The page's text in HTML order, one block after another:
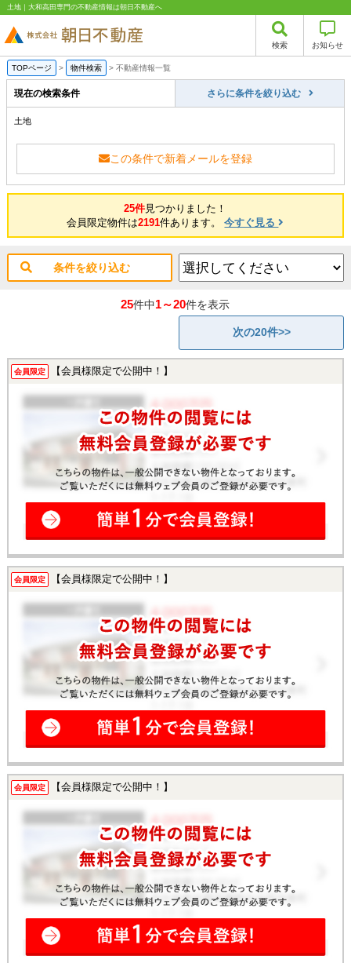
土地｜大和高田専門の不動産情報は朝日不動産へ
検索 お知らせ
TOPページ > 物件検索 > 不動産情報一覧
現在の検索条件 さらに条件を絞り込む
土地
この条件で新着メールを登録
25件見つかりました！
会員限定物件は2191件あります。今すぐ見る
条件を絞り込む
25件中1～20件を表示
次の20件>>
会員限定 【会員様限定で公開中！】
会員限定 【会員様限定で公開中！】
会員限定 【会員様限定で公開中！】